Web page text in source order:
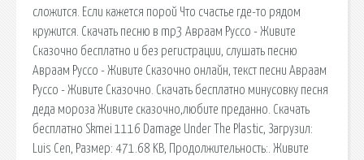
сложится. Если кажется порой Что счастье где-то рядом
кружится. Скачать песню в mp3 Авраам Руссо - Живите
Сказочно бесплатно и без регистрации, слушать песню
Авраам Руссо - Живите Сказочно онлайн, текст песни Авраам
Руссо - Живите Сказочно. Скачать бесплатно минусовку песня
деда мороза Живите сказочно,любите преданно. Скачать
бесплатно Skmei 1116 Damage Under The Plastic, Загрузил:
Luis Cen, Размер: 471.68 KB, Продолжительность:. Живите